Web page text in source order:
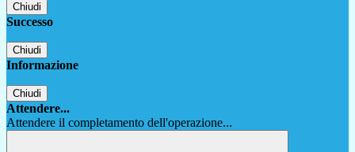
Chiudi
Successo
Chiudi
Informazione
Chiudi
Attendere...
Attendere il completamento dell'operazione...